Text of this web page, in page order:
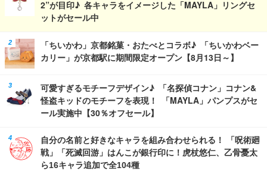
2”が目印♪ 各キャラをイメージした「MAYLA」リングセ
ットがセール中
「ちいかわ」京都銘菓・おたべとコラボ♪ 「ちいかわベー
カリー」が京都駅に期間限定オープン【8月13日～】
可愛すぎるモチーフデザイン♪ 「名探偵コナン」コナン&
怪盗キッドのモチーフを表現！ 「MAYLA」パンプスがセ
ール実施中【30％オフセール】
自分の名前と好きなキャラを組み合わせられる！ 「呪術廻
戦」「死滅回游」はんこが銀行印に！虎杖悠仁、乙骨憂太
ら16キャラ追加で全104種